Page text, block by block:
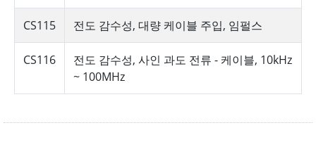
CS115 전도 감수성, 대량 케이블 주입, 임펄스
CS116
전도 감수성, 사인 과도 전류 - 케이블, 10kHz
~ 100MHz